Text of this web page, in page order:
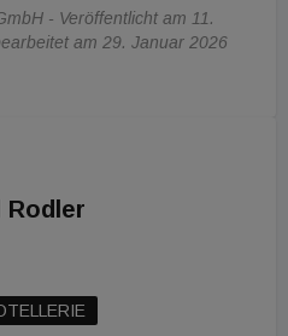
- Veröffentlicht am 11.
am 29. Januar 2026
Rodler